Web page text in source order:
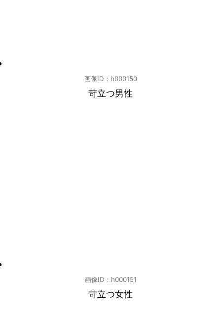
画像ID：h000150
苛立つ男性
画像ID：h000151
苛立つ女性